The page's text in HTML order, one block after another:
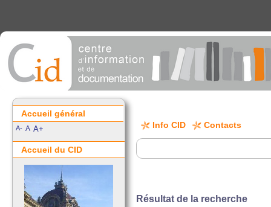
Info CID Contacts
Résultat de la recherche
Accueil général
A- A A+
Accueil du CID